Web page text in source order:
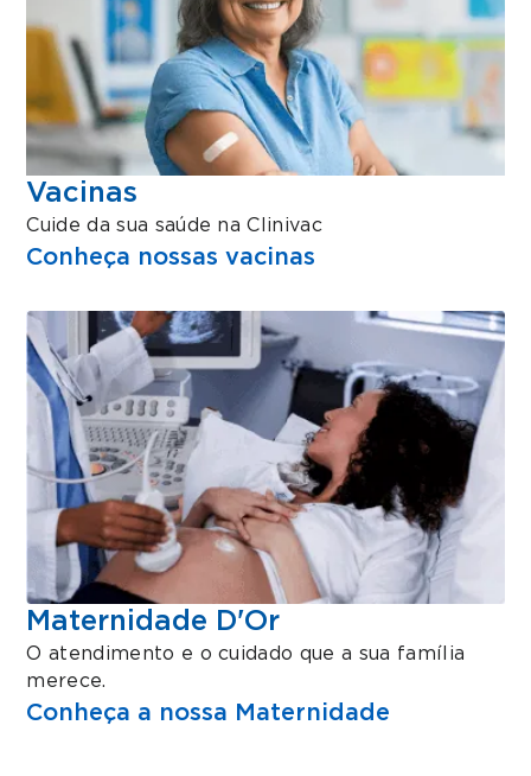
Vacinas
Cuide da sua saúde na Clinivac
Conheça nossas vacinas
Maternidade D'Or
O atendimento e o cuidado que a sua família
merece.
Conheça a nossa Maternidade